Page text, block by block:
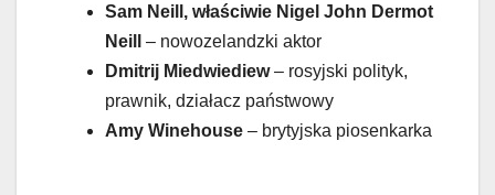
Sam Neill, właściwie Nigel John Dermot
Neill
– nowozelandzki aktor
Dmitrij Miedwiediew– rosyjski polityk,
prawnik, działacz państwowy
Amy Winehouse – brytyjska piosenkarka